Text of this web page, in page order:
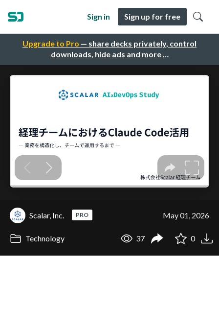
Upgrade to Pro — share decks privately, control
downloads, hide ads and more …
Sign in Sign up for free
Scalar, Inc. PRO May 01, 2026
Technology 37 0